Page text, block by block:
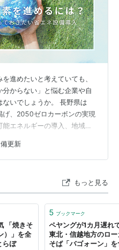
進めたいと考えていても、
分からない」と悩む企業や自
いでしょうか。 長野県は
げ、2050ゼロカーボンの実現
エネルギーの導入、地域内
として、既存技術で実現可能
業界の挑戦支援、エネルギ
球温暖化防止県民計画、第
行動計画～／長野県 とはい
な取り組みとし…
更新
もっと見る
「焼きそ
）」を全
らぼ
5 ブックマーク
ペヤングが1カ月遅れ
東北・信越地方のロ
そば「バゴォーン」